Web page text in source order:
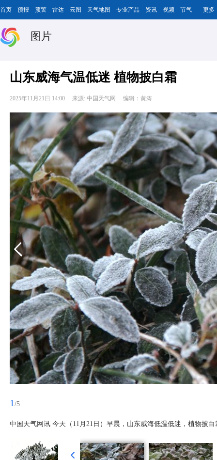
首页 预报 预警 雷达 云图 天气地图 专业产品 资讯 视频 节气 更多
图片
山东威海气温低迷 植物披白霜
2025年11月21日 14:00 来源: 中国天气网 编辑：黄涛
1 /5
中国天气网讯 今天（11月21日）早晨，山东威海低温低迷，植物披